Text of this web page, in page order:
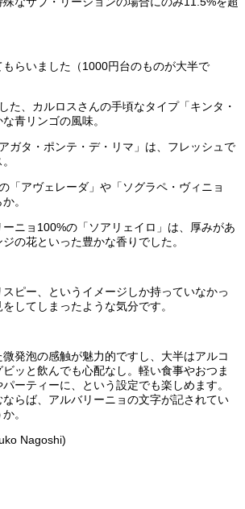
らいました（1000円台のものが大半で
た、カルロスさんの手頃なタイプ「キンタ・
青リンゴの風味。
ガタ・ポンテ・デ・リマ」は、フレッシュで
「アヴェレーダ」や「ソグラペ・ヴィニョ
。
ニョ100%の「ソアリェイロ」は、厚みがあ
の花といった豊かな香りでした。
ピー、というイメージしか持っていなかっ
してしまったような気分です。
発泡の感触が魅力的ですし、大半はアルコ
ッと飲んでも心配なし。軽い食事やおつま
ーティーに、という設定でも楽しめます。
らば、アルバリーニョの文字が記されてい
。
Nagoshi)